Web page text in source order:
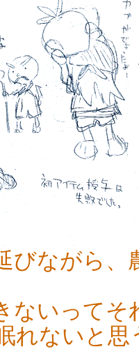
びながら
ないって
れないと思